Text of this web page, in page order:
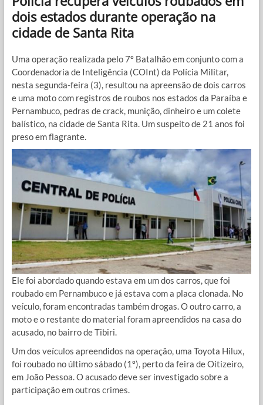
dois estados durante operação na
cidade de Santa Rita
Uma operação realizada pelo 7º Batalhão em conjunto com a
Coordenadoria de Inteligência (COInt) da Polícia Militar,
nesta segunda-feira (3), resultou na apreensão de dois carros
e uma moto com registros de roubos nos estados da Paraíba e
Pernambuco, pedras de crack, munição, dinheiro e um colete
balístico, na cidade de Santa Rita. Um suspeito de 21 anos foi
preso em flagrante.
Ele foi abordado quando estava em um dos carros, que foi
roubado em Pernambuco e já estava com a placa clonada. No
veículo, foram encontradas também drogas. O outro carro, a
moto e o restante do material foram apreendidos na casa do
acusado, no bairro de Tibiri.
Um dos veículos apreendidos na operação, uma Toyota Hilux,
foi roubado no último sábado (1º), perto da feira de Oitizeiro,
em João Pessoa. O acusado deve ser investigado sobre a
participação em outros crimes.